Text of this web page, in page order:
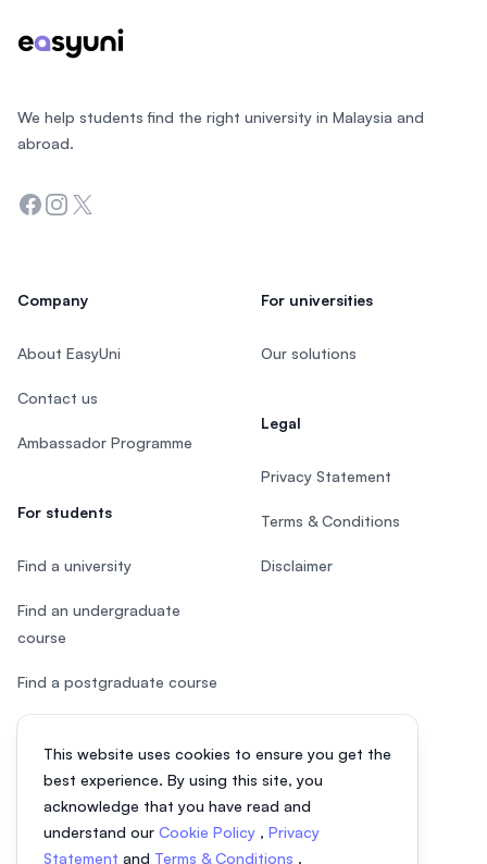
This website uses cookies to ensure you get the
best experience. By using this site, you
acknowledge that you have read and
understand our Cookie Policy , Privacy
Statement and Terms & Conditions .
We help students find the right university in Malaysia and
abroad.
Facebook
Instagram
Twitter
Company
About EasyUni
Contact us
Ambassador Programme
For students
Find a university
Find an undergraduate
course
Find a postgraduate course
Speak to Study Advisor
Study in Malaysia
Check your eligibility
For universities
Our solutions
Legal
Privacy Statement
Terms & Conditions
Disclaimer